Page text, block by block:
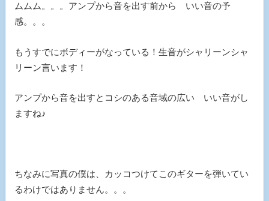
ムムム。。。アンプから音を出す前から いい音の予
感。。。
もうすでにボディーがなっている！生音がシャリーンシャ
リーン言います！
アンプから音を出すとコシのある音域の広い いい音がし
ますね♪
ちなみに写真の僕は、カッコつけてこのギターを弾いてい
るわけではありません。。。